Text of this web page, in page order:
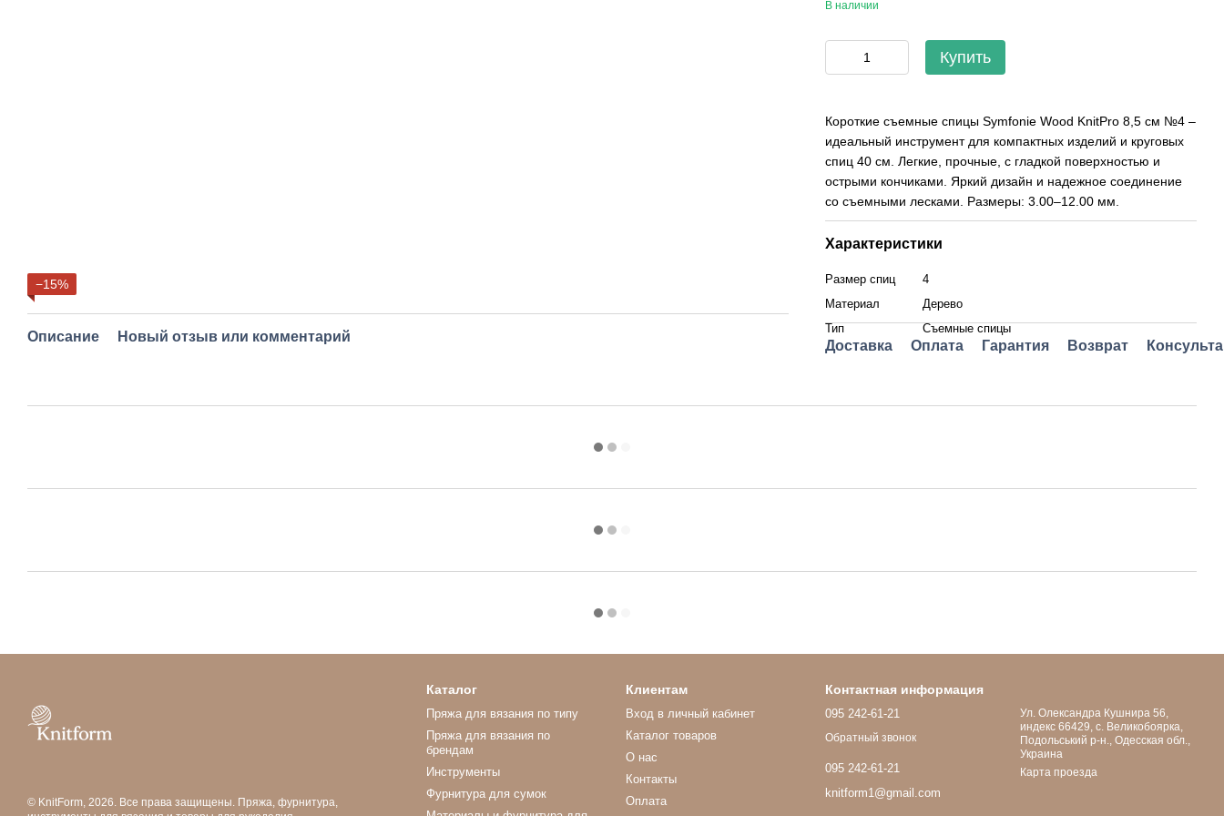
−15%
Описание Новый отзыв или комментарий
В наличии
Купить
Короткие съемные спицы Symfonie Wood KnitPro 8,5 см №4 –
идеальный инструмент для компактных изделий и круговых
спиц 40 см. Легкие, прочные, с гладкой поверхностью и
острыми кончиками. Яркий дизайн и надежное соединение
со съемными лесками. Размеры: 3.00–12.00 мм.
Характеристики
Размер спиц
4
Материал
Дерево
Тип
Съемные спицы
Доставка Оплата Гарантия Возврат
© KnitForm, 2026. Все права защищены. Пряжа, фурнитура,
Каталог
Пряжа для вязания по типу
Пряжа для вязания по
брендам
Инструменты
Фурнитура для сумок
Клиентам
Вход в личный кабинет
Каталог товаров
О нас
Контакты
Оплата
Контактная информация
095 242-61-21
Обратный звонок
095 242-61-21
knitform1@gmail.com
Ул. Олександра Кушнира 56,
индекс 66429, с. Великобоярка,
Подольський р-н., Одесская обл.,
Украина
Карта проезда